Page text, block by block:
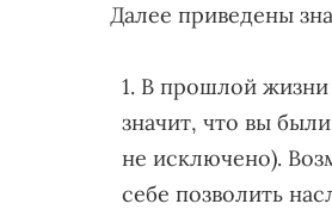
Далее приведены
В прошлой жизни
значит, что вы
не исключено).
себе позволить